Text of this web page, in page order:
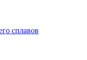
сплавов